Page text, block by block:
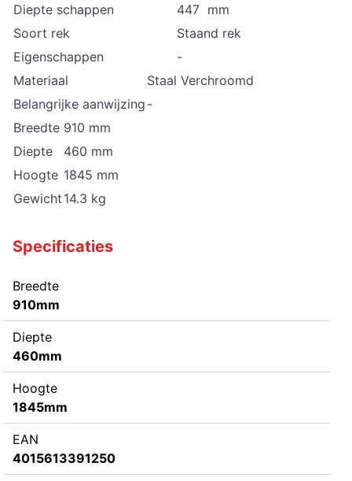
Diepte schappen
447 mm
Soort rek
Staand rek
Eigenschappen
-
Materiaal
Staal Verchroomd
Belangrijke aanwijzing -
Breedte 910 mm
Diepte
460 mm
Hoogte 1845 mm
Gewicht 14.3 kg
Specificaties
Breedte
910mm
Diepte
460mm
Hoogte
1845mm
EAN
4015613391250